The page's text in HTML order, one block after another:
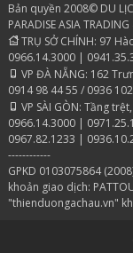
Bản quyền 2008© DU
PARADISE ASIA TRADING
TRỤ SỞ CHÍNH: 97
0966.14.3000 |
VP ĐÀ NẴNG: 162
0914 98 44 55 / 0936
VP SÀI GÒN: Tầng
0966.14.3000 |
0967.82.1233 |
------------
GPKD 0103075864
khoản giao dịch:
"thienduongachau.vn"